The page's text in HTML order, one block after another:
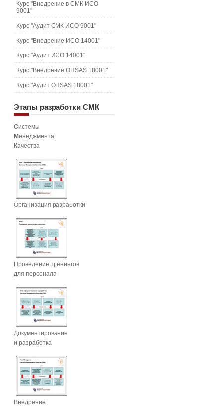
Курс "Внедрение в СМК ИСО
9001"
Курс "Аудит СМК ИСО 9001"
Курс "Внедрение ИСО 14001"
Курс "Аудит ИСО 14001"
Курс "Внедрение OHSAS 18001"
Курс "Аудит OHSAS 18001"
Этапы разработки СМК
Системы
Менеджмента
Качества
Организация разработки
Проведение тренингов
для персонала
Документирование
и разработка
Внедрение